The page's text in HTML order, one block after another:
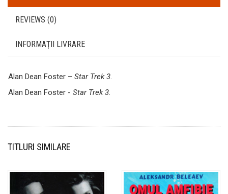
REVIEWS (0)
INFORMAȚII LIVRARE
Alan Dean Foster – Star Trek 3.
Alan Dean Foster - Star Trek 3.
TITLURI SIMILARE